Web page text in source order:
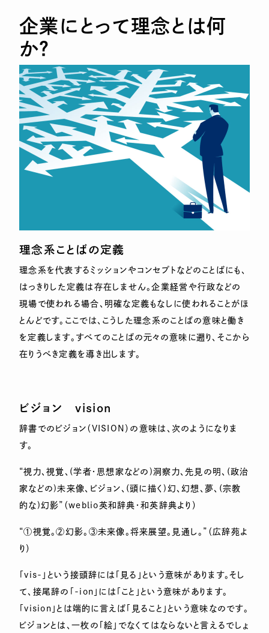
企業にとって理念とは何
か？
理念系ことばの定義
理念系を代表するミッションやコンセプトなどのことばにも、
はっきりした定義は存在しません。企業経営や行政などの
現場で使われる場合、明確な定義もなしに使われることがほ
とんどです。ここでは、こうした理念系のことばの意味と働き
を定義します。すべてのことばの元々の意味に遡り、そこから
在りうべき定義を導き出します。
ビジョンvision
辞書でのビジョン（VISION）の意味は、次のようになりま
す。
“視力、視覚、(学者・思想家などの)洞察力、先見の明、(政治
家などの)未来像、ビジョン、(頭に描く)幻、幻想、夢、(宗教
的な)幻影”（weblio英和辞典・和英辞典より）
“①視覚。②幻影。③未来像。将来展望。見通し。”（広辞苑よ
り）
「vis-」という接頭辞には「見る」という意味があります。そし
て、接尾辞の「-ion」には「こと」という意味があります。
「vision」とは端的に言えば「見ること」という意味なのです。
ビジョンとは、一枚の「絵」でなくてはならないと言えるでしょ